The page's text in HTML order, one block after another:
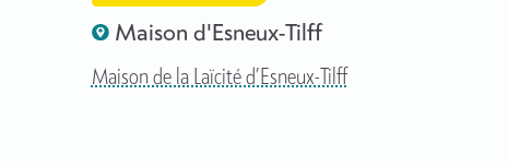
Maison d'Esneux-Tilff
Maison de la Laïcité d’Esneux-Tilff